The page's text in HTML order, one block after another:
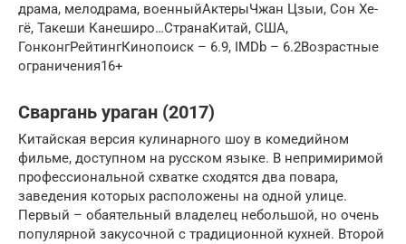
драма, мелодрама, военныйАктерыЧжан Цзыи, Сон Хе-
гё, Такеши Канеширо…СтранаКитай, США,
ГонконгРейтингКинопоиск – 6.9, IMDb – 6.2Возрастные
ограничения16+
Сваргань ураган (2017)
Китайская версия кулинарного шоу в комедийном
фильме, доступном на русском языке. В непримиримой
профессиональной схватке сходятся два повара,
заведения которых расположены на одной улице.
Первый – обаятельный владелец небольшой, но очень
популярной закусочной с традиционной кухней. Второй